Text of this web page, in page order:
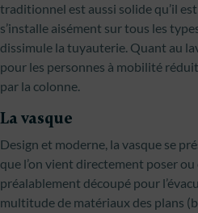
traditionnel est aussi solide qu’il
s’installe aisément sur tous les
dissimule la tuyauterie. Quant au
pour les personnes à mobilité
par la colonne.
La vasque
Design et moderne, la vasque se
que l’on vient directement poser
préalablement découpé pour
multitude de matériaux des plans